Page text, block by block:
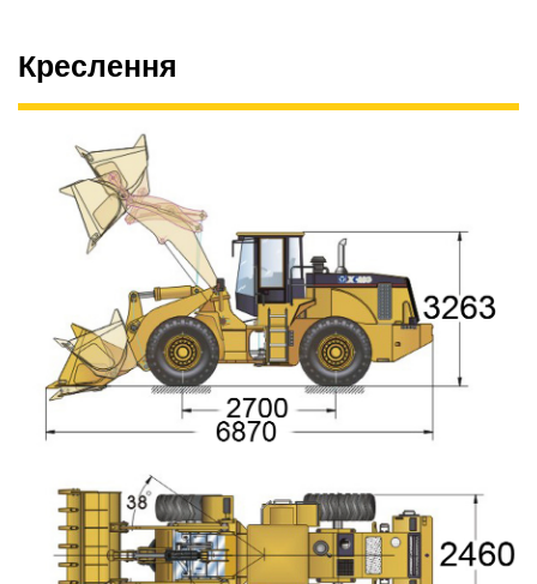
Креслення